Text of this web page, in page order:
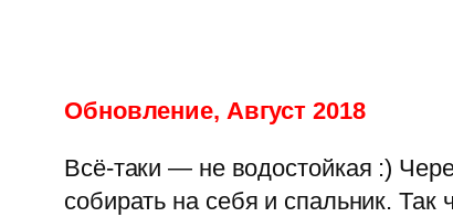
Обновление, Август 2018
Всё-таки — не водостойкая :)
собирать на себя и спальник.